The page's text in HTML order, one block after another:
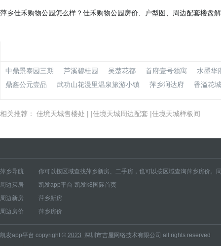
萍乡佳禾购物公园怎么样？佳禾购物公园房价、户型图、周边配套楼盘
中鼎景泰园三期 芦溪碧桂园 吴楚花都 首府壹号领寓
水墨华
鼎鑫公元壹品
武功山花漫里温泉旅游小镇 萍乡润达府 香溢花城
相关推荐： 佳境天城售楼处 | |佳境天城周边配套 |佳境天城样板间
萍乡导航 你可以按区域查找萍乡新房、二手房，也可以按区域查询萍乡房价。
萍乡新房 安源区新房 湘东区新房 莲花县新房
萍乡房价 安源区房价
周边买房
凯发app平台-凯发k8国际首页
周边新房
萍乡新房
周边房价
萍乡房价
凯发app平台 copyright © 2023 深圳市吉屋网络技术有限公司 all rights reserved